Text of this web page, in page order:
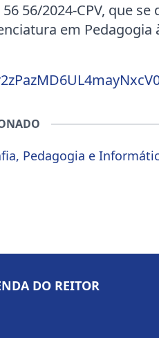
56/2024-CPV, que
em Pedagogia
Pedagogia e
DO REITOR